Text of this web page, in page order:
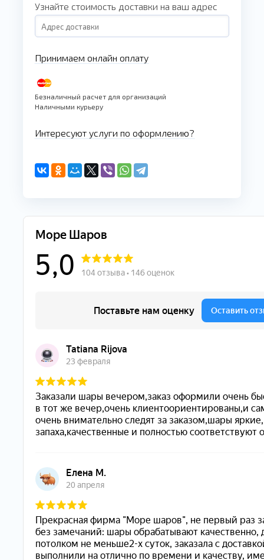
Узнайте стоимость доставки на ваш адрес
Принимаем онлайн оплату
Безналичный расчет для организаций
Наличными курьеру
Интересуют услуги по оформлению?